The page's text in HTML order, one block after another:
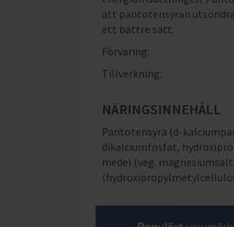
att pantotensyran
ett bättre sätt.
Förvaring:
Tillverkning:
NÄRINGSINNEHÅLL
Pantotensyra (d-
dikalciumfosfat,
medel (veg.